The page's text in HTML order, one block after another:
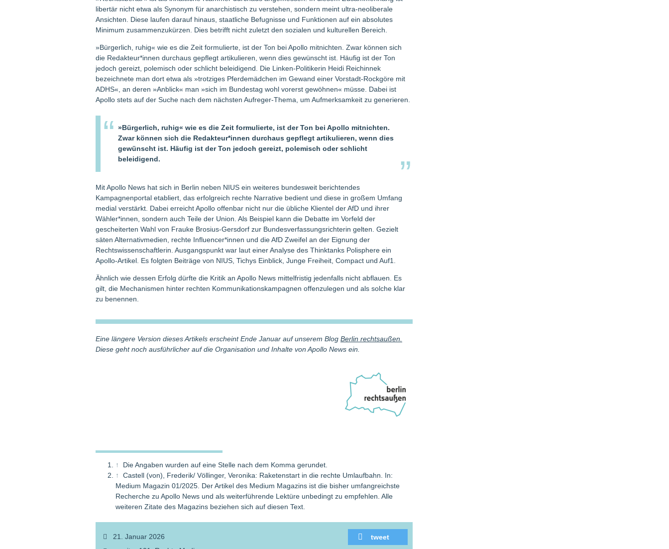
libertär nicht etwa als Synonym für anarchistisch zu verstehen, sondern meint ultra-neoliberale
Ansichten. Diese laufen darauf hinaus, staatliche Befugnisse und Funktionen auf ein absolutes
Minimum zusammenzukürzen. Dies betrifft nicht zuletzt den sozialen und kulturellen Bereich.
»Bürgerlich, ruhig« wie es die Zeit formulierte, ist der Ton bei Apollo mitnichten. Zwar können sich
die Redakteur*innen durchaus gepflegt artikulieren, wenn dies gewünscht ist. Häufig ist der Ton
jedoch gereizt, polemisch oder schlicht beleidigend. Die Linken-Politikerin Heidi Reichinnek
bezeichnete man dort etwa als »trotziges Pferdemädchen im Gewand einer Vorstadt-Rockgöre mit
ADHS«, an deren »Anblick« man »sich im Bundestag wohl vorerst gewöhnen« müsse. Dabei ist
Apollo stets auf der Suche nach dem nächsten Aufreger-Thema, um Aufmerksamkeit zu generieren.
»Bürgerlich, ruhig« wie es die Zeit formulierte, ist der Ton bei Apollo mitnichten.
Zwar können sich die Redakteur*innen durchaus gepflegt artikulieren, wenn dies
gewünscht ist. Häufig ist der Ton jedoch gereizt, polemisch oder schlicht
beleidigend.
Mit Apollo News hat sich in Berlin neben NIUS ein weiteres bundesweit berichtendes
Kampagnenportal etabliert, das erfolgreich rechte Narrative bedient und diese in großem Umfang
medial verstärkt. Dabei erreicht Apollo offenbar nicht nur die übliche Klientel der AfD und ihrer
Wähler*innen, sondern auch Teile der Union. Als Beispiel kann die Debatte im Vorfeld der
gescheiterten Wahl von Frauke Brosius-Gersdorf zur Bundesverfassungsrichterin gelten. Gezielt
säten Alternativmedien, rechte Influencer*innen und die AfD Zweifel an der Eignung der
Rechtswissenschaftlerin. Ausgangspunkt war laut einer Analyse des Thinktanks Polisphere ein
Apollo-Artikel. Es folgten Beiträge von NIUS, Tichys Einblick, Junge Freiheit, Compact und Auf1.
Ähnlich wie dessen Erfolg dürfte die Kritik an Apollo News mittelfristig jedenfalls nicht abflauen. Es
gilt, die Mechanismen hinter rechten Kommunikationskampagnen offenzulegen und als solche klar
zu benennen.
Eine längere Version dieses Artikels erscheint Ende Januar auf unserem Blog Berlin rechtsaußen.
Diese geht noch ausführlicher auf die Organisation und Inhalte von Apollo News ein.
↑
Die Angaben wurden auf eine Stelle nach dem Komma gerundet.
↑
Castell (von), Frederik/ Völlinger, Veronika: Raketenstart in die rechte Umlaufbahn. In:
Medium Magazin 01/2025. Der Artikel des Medium Magazins ist die bisher umfangreichste
Recherche zu Apollo News und als weiterführende Lektüre unbedingt zu empfehlen. Alle
weiteren Zitate des Magazins beziehen sich auf diesen Text.
tweet
21. Januar 2026